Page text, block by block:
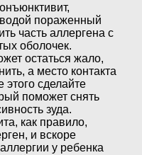
пораженный
часть аллергена с
оболочек.
остаться жало,
а место контакта
этого сделайте
поможет снять
зуда.
как правило,
и вскоре
у ребенка